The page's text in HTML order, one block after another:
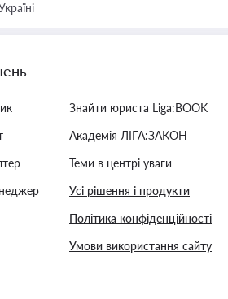
Знайти юриста Liga:BOOK
Академія ЛІГА:ЗАКОН
Теми в центрі уваги
Усі рішення і продукти
Політика конфіденційності
Умови використання сайту